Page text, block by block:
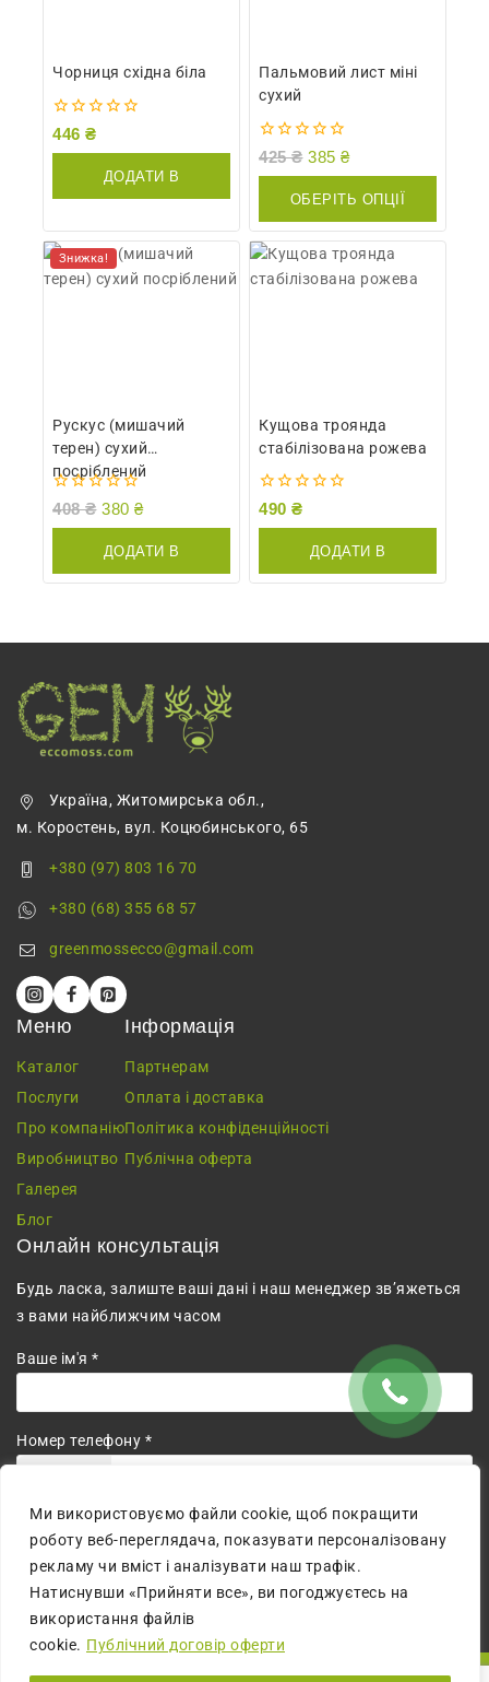
Ми використовуємо файли cookie, щоб покращити
роботу веб-переглядача, показувати персоналізовану
рекламу чи вміст і аналізувати наш трафік.
Натиснувши «Прийняти все», ви погоджуєтесь на
використання файлів
cookie. Публічний договір оферти
Чорниця східна біла
0
446 ₴
ДОДАТИ В
Пальмовий лист міні
сухий
0
425₴ 385 ₴
ОБЕРІТЬ ОПЦІЇ
Знижка!
Рускус (мишачий
терен) сухий
посріблений
0
408₴ 380 ₴
ДОДАТИ В
КОШИК
Кущова троянда
стабілізована рожева
0
490 ₴
ДОДАТИ В
КОШИК
Україна, Житомирська обл.,
м. Коростень, вул. Коцюбинського, 65
+380 (97) 803 16 70
+380 (68) 355 68 57
greenmossecco@gmail.com
Меню
Каталог
Послуги
Про компанію
Виробництво
Галерея
Блог
Інформація
Партнерам
Оплата і доставка
Політика конфіденційності
Публічна оферта
Онлайн консультація
Будь ласка, залиште ваші дані і наш менеджер зв’яжеться
з вами найближчим часом
Ваше ім'я *
Номер телефону *
Погоджуюсь на обробку персональних даних.